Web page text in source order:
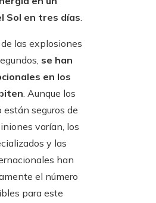
Sol en tres días.
las explosiones
se han
en los
. Aunque los
seguros de
varían, los
y las
han
el número
para este